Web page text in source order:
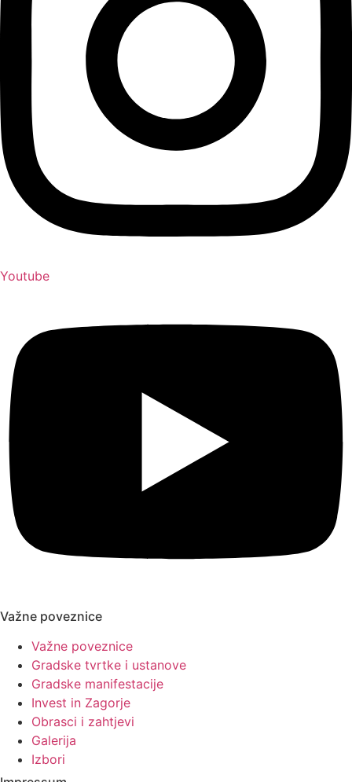
Youtube
Važne poveznice
Važne poveznice
Gradske tvrtke i ustanove
Gradske manifestacije
Invest in Zagorje
Obrasci i zahtjevi
Galerija
Izbori